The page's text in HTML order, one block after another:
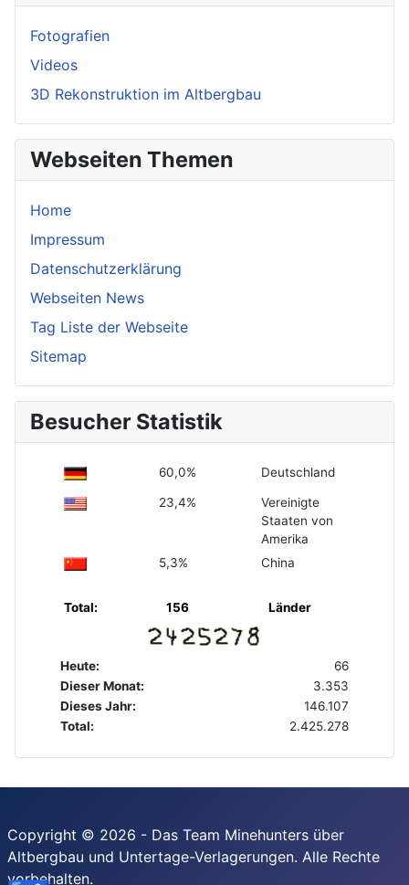
Fotografien
Videos
3D Rekonstruktion im Altbergbau
Webseiten Themen
Home
Impressum
Datenschutzerklärung
Webseiten News
Tag Liste der Webseite
Sitemap
Besucher Statistik
60,0% Deutschland
23,4%
Vereinigte
Staaten von
Amerika
5,3%
China
Total: 156 Länder
Heute:
66
Dieser Monat:
3.353
Dieses Jahr:
146.107
Total:
2.425.278
Copyright © 2026 - Das Team Minehunters über
Altbergbau und Untertage-Verlagerungen. Alle Rechte
vorbehalten.